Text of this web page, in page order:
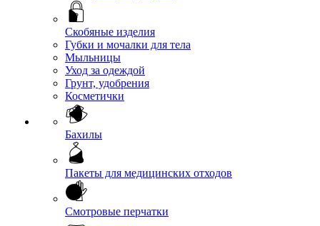
Скобяные изделия
Губки и мочалки для тела
Мыльницы
Уход за одеждой
Грунт, удобрения
Косметички
Бахилы
Пакеты для медицинских отходов
Смотровые перчатки